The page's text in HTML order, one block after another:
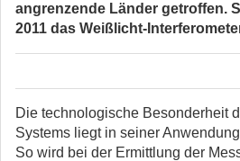
angrenzende Länder getroffen.
2011 das Weißlicht-
Die technologische Besonderheit
Systems liegt in seiner
So wird bei der Ermittlung der